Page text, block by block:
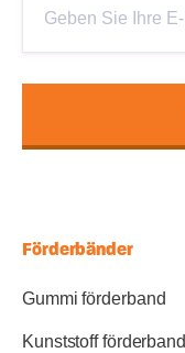
Förderbänder
Gummi förderband
Kunststoff förderband